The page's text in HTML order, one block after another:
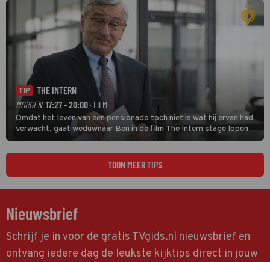
TIP
THE INTERN
MORGEN 17:27 - 20:00· FILM
Omdat het leven van een pensionado toch niet is wat hij ervan had
verwacht, gaat weduwnaar Ben in de film The Intern stage lopen
bij de hippe webwinkel van Jules, wat een gouden zet blijkt te zijn.
TOON MEER TIPS
Nieuwsbrief
Schrijf je in voor de gratis TVgids.nl nieuwsbrief en
ontvang iedere dag de leukste kijktips direct in jouw